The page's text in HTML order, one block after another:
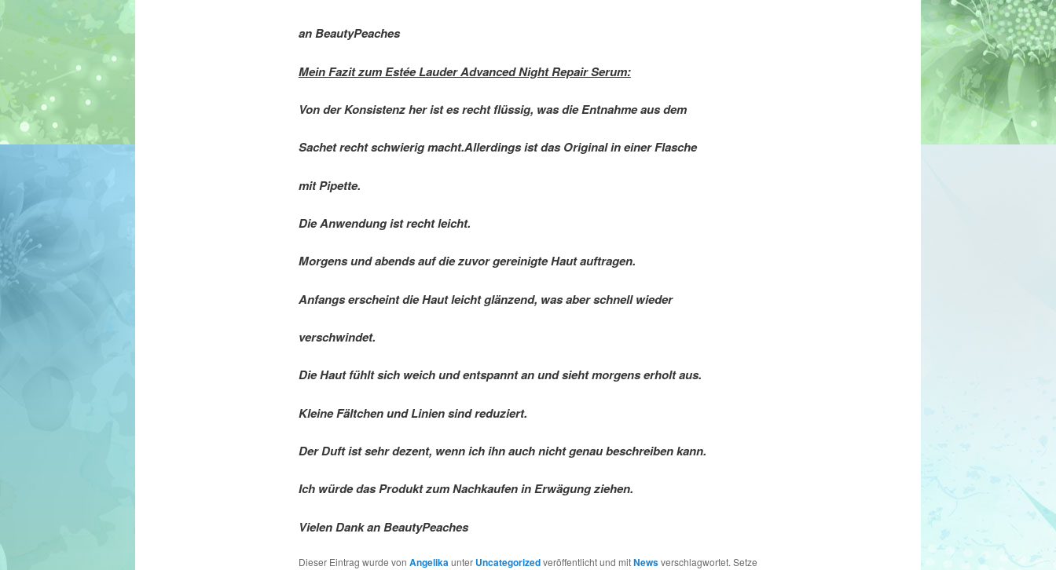
an BeautyPeaches
Mein Fazit zum Estée Lauder Advanced Night Repair Serum:
Von der Konsistenz her ist es recht flüssig, was die Entnahme aus dem
Sachet recht schwierig macht.Allerdings ist das Original in einer Flasche
mit Pipette.
Die Anwendung ist recht leicht.
Morgens und abends auf die zuvor gereinigte Haut auftragen.
Anfangs erscheint die Haut leicht glänzend, was aber schnell wieder
verschwindet.
Die Haut fühlt sich weich und entspannt an und sieht morgens erholt aus.
Kleine Fältchen und Linien sind reduziert.
Der Duft ist sehr dezent, wenn ich ihn auch nicht genau beschreiben kann.
Ich würde das Produkt zum Nachkaufen in Erwägung ziehen.
Vielen Dank an BeautyPeaches
Dieser Eintrag wurde von Angelikaunter Uncategorizedveröffentlicht und mitNewsverschlagwortet. Setze